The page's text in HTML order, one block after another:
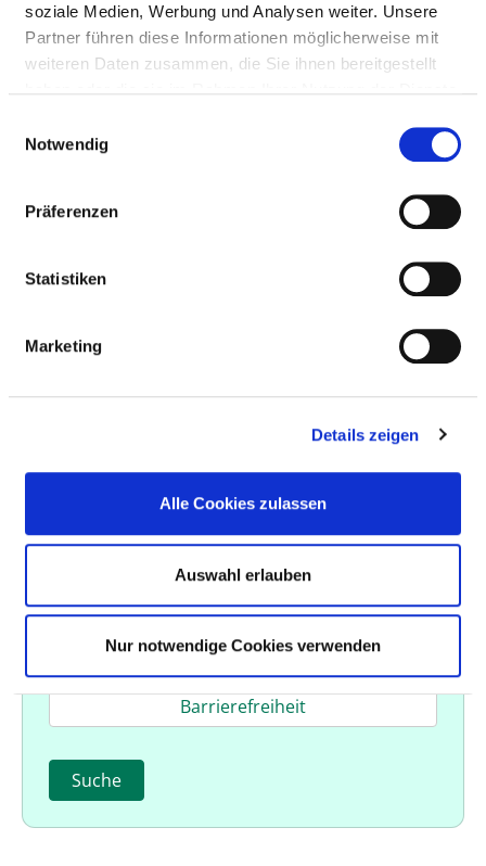
soziale Medien, Werbung und Analysen weiter. Unsere
Partner führen diese Informationen möglicherweise mit
weiteren Daten zusammen, die Sie ihnen bereitgestellt
Notwendig
Präferenzen
Statistiken
Marketing
Details zeigen
Alle Cookies zulassen
Auswahl erlauben
Nur notwendige Cookies verwenden
Nach welchen Kriterien suchen Sie
Krankenhäuser?
Suchfeld. Mehrere Kriterien werden mit
... oder klicken Sie auf einen Button:
Besondere apparative Ausstattungen
Service & Austattungen
Qualität & Hygiene
Meldungen & Feedback
Ambulante Leistungen
Barrierefreiheit
Suche